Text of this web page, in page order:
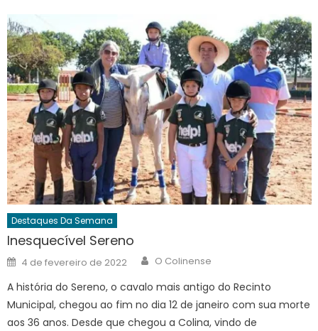
Destaques Da Semana
Inesquecível Sereno
Posted
on
4 de fevereiro de 2022 Author
O Colinense
A história do Sereno, o cavalo mais antigo do Recinto
Municipal, chegou ao fim no dia 12 de janeiro com sua morte
aos 36 anos. Desde que chegou a Colina, vindo de